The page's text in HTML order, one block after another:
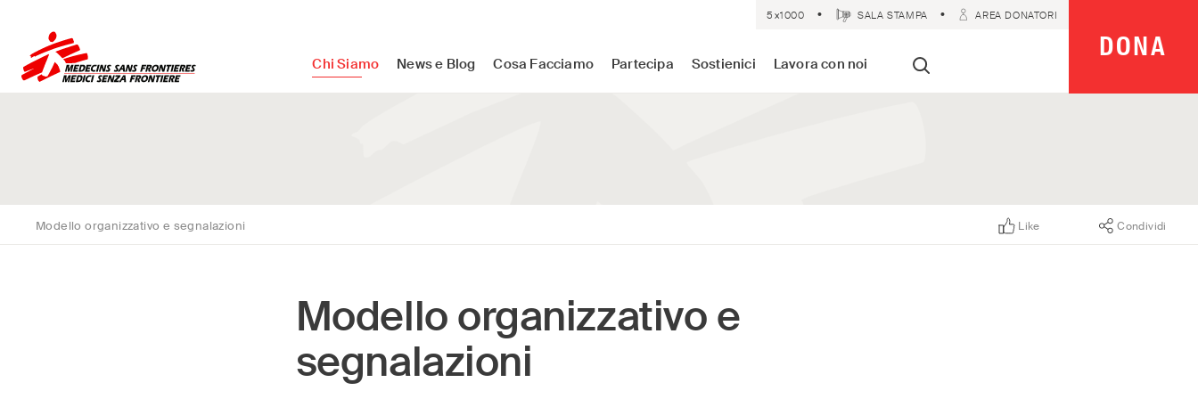
Chi Siamo News e Blog Cosa Facciamo Partecipa Sostienici Lavora con noi
5×1000 SALA STAMPA AREA DONATORI
DONA
Modello organizzativo e segnalazioni Like Condividi
Modello organizzativo e
segnalazioni